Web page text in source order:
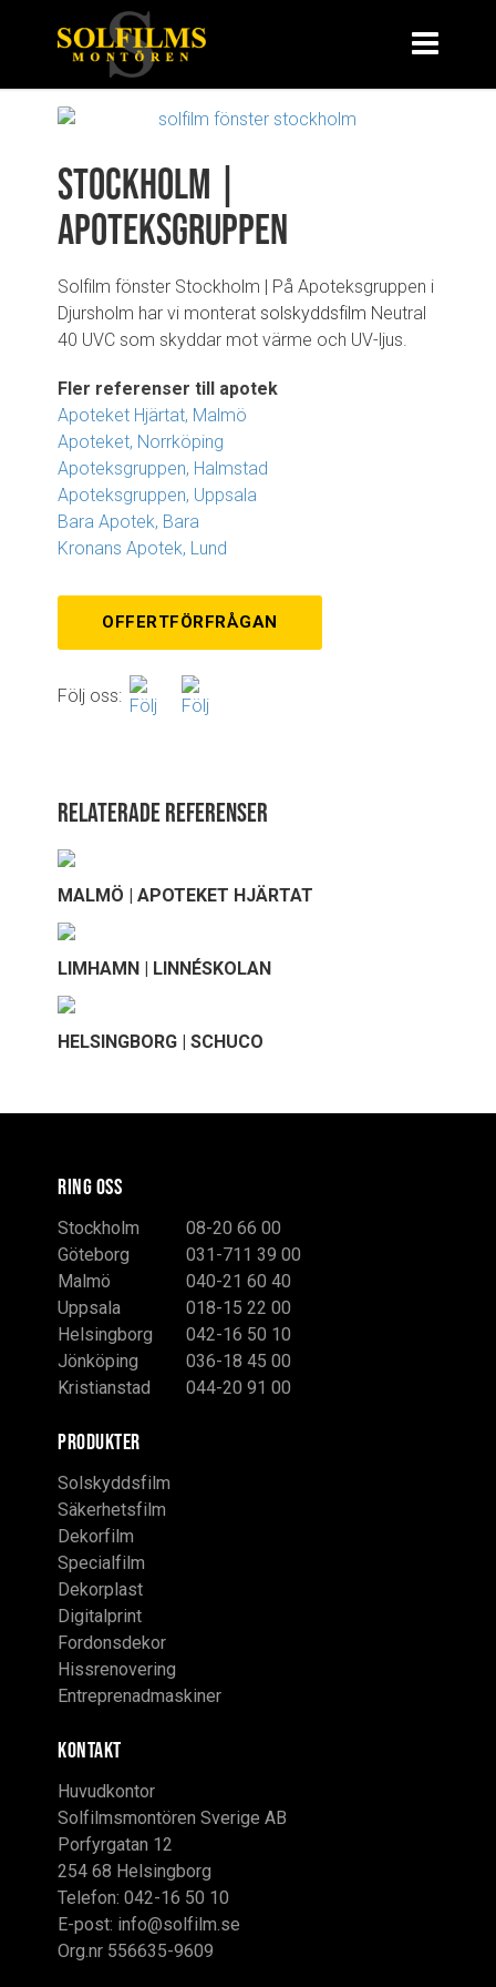
Stockholm |
Apoteksgruppen
Solfilm fönster Stockholm | På Apoteksgruppen i
Djursholm har vi monterat solskyddsfilm Neutral
40 UVC som skyddar mot värme och UV-ljus.
Fler referenser till apotek
Apoteket Hjärtat, Malmö
Apoteket, Norrköping
Apoteksgruppen, Halmstad
Apoteksgruppen, Uppsala
Bara Apotek, Bara
Kronans Apotek, Lund
OFFERTFÖRFRÅGAN
Följ oss:
Relaterade referenser
MALMÖ | APOTEKET HJÄRTAT
LIMHAMN | LINNÉSKOLAN
HELSINGBORG | SCHUCO
RING OSS
Stockholm
08-20 66 00
Göteborg
031-711 39 00
Malmö
040-21 60 40
Uppsala
018-15 22 00
Helsingborg
042-16 50 10
Jönköping
036-18 45 00
Kristianstad
044-20 91 00
PRODUKTER
Solskyddsfilm
Säkerhetsfilm
Dekorfilm
Specialfilm
Dekorplast
Digitalprint
Fordonsdekor
Hissrenovering
Entreprenadmaskiner
KONTAKT
Huvudkontor
Solfilmsmontören Sverige AB
Porfyrgatan 12
254 68 Helsingborg
Telefon: 042-16 50 10
E-post: info@solfilm.se
Org.nr 556635-9609